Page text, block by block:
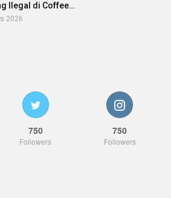
Ilegal di Coffee…
2026
750
Followers
750
Followers